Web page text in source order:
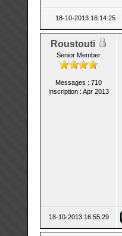
18-10-2013 16:14:25
Roustouti
Senior Member
Messages : 710
Inscription : Apr 2013
18-10-2013 16:55:29